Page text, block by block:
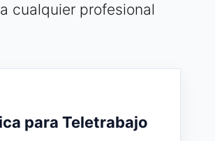
cualquier profesional
para Teletrabajo